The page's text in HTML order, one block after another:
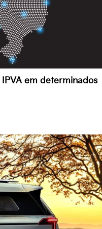
em determinados